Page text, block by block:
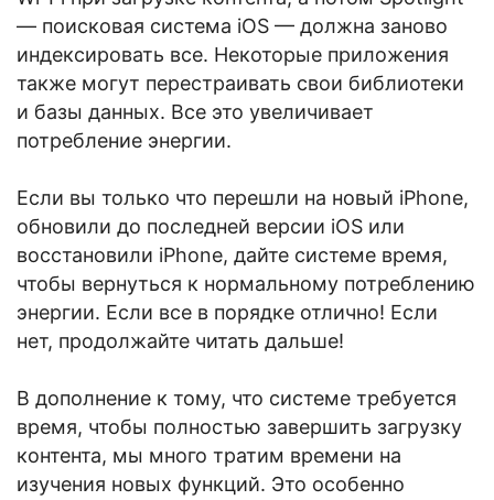
— поисковая система iOS — должна заново
индексировать все. Некоторые приложения
также могут перестраивать свои библиотеки
и базы данных. Все это увеличивает
потребление энергии.
Если вы только что перешли на новый iPhone,
обновили до последней версии iOS или
восстановили iPhone, дайте системе время,
чтобы вернуться к нормальному потреблению
энергии. Если все в порядке отлично! Если
нет, продолжайте читать дальше!
В дополнение к тому, что системе требуется
время, чтобы полностью завершить загрузку
контента, мы много тратим времени на
изучения новых функций. Это особенно